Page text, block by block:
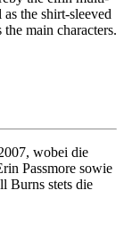
the shirt-sleeved
main characters.
wobei die
Passmore sowie
Burns stets die